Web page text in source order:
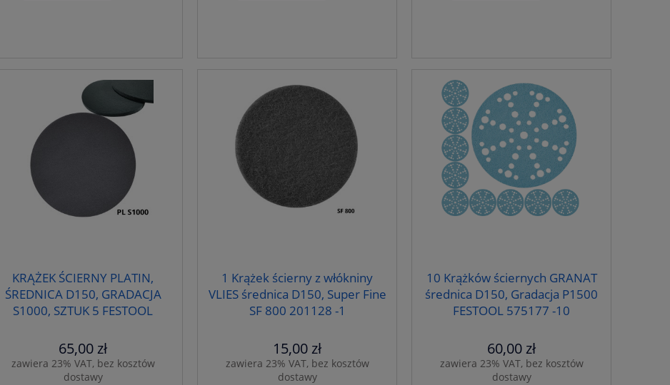
KRĄŻEK ŚCIERNY PLATIN,
ŚREDNICA D150, GRADACJA
S1000, SZTUK 5 FESTOOL
65,00 zł
zawiera 23% VAT, bez kosztów
dostawy
1 Krążek ścierny z włókniny
VLIES średnica D150, Super Fine
SF 800 201128 -1
15,00 zł
zawiera 23% VAT, bez kosztów
dostawy
10 Krążków ściernych GRANAT
średnica D150, Gradacja P1500
FESTOOL 575177 -10
60,00 zł
zawiera 23% VAT, bez kosztów
dostawy